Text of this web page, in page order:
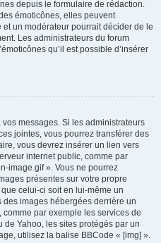
depuis le formulaire de rédaction.
émoticônes, elles peuvent
un modérateur pourrait décider de le
Les administrateurs du forum
qu’il est possible d’insérer
messages. Si les administrateurs
jointes, vous pourrez transférer des
vous devrez insérer un lien vers
internet public, comme par
image.gif ». Vous ne pourrez
présentes sur votre propre
celui-ci soit en lui-même un
images hébergées derrière un
par exemple les services de
Yahoo, les sites protégés par un
utilisez la balise BBCode « [img] ».